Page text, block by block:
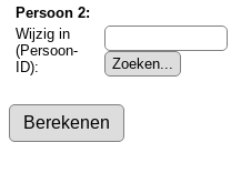
Persoon 2:
Wijzig in
(Persoon-
ID):